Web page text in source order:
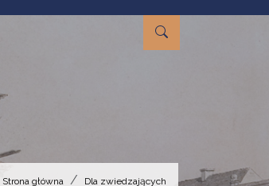
Strona główna Dla zwiedzających